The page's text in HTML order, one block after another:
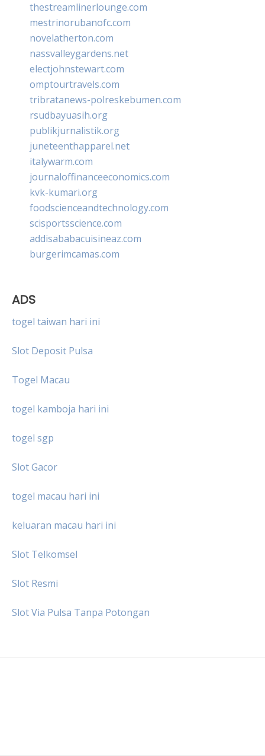
thestreamlinerlounge.com
mestrinorubanofc.com
novelatherton.com
nassvalleygardens.net
electjohnstewart.com
omptourtravels.com
tribratanews-polreskebumen.com
rsudbayuasih.org
publikjurnalistik.org
juneteenthapparel.net
italywarm.com
journaloffinanceeconomics.com
kvk-kumari.org
foodscienceandtechnology.com
scisportsscience.com
addisababacuisineaz.com
burgerimcamas.com
ADS
togel taiwan hari ini
Slot Deposit Pulsa
Togel Macau
togel kamboja hari ini
togel sgp
Slot Gacor
togel macau hari ini
keluaran macau hari ini
Slot Telkomsel
Slot Resmi
Slot Via Pulsa Tanpa Potongan